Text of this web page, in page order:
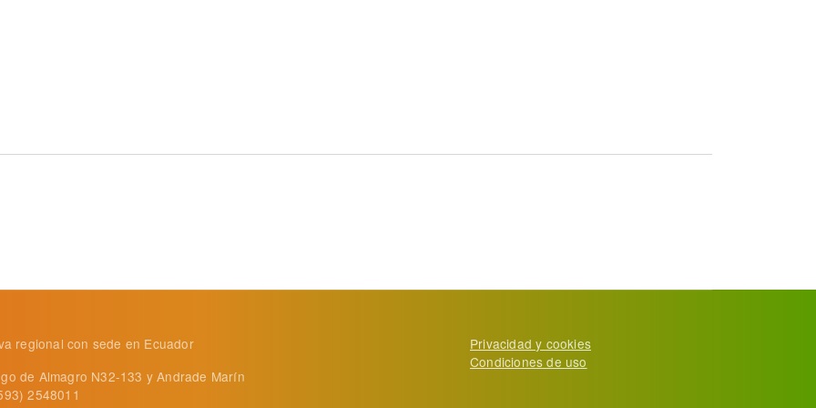
regional con sede en Ecuador
de Almagro N32-133 y Andrade Marín
2548011
Privacidad y cookies
Condiciones de uso